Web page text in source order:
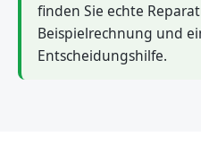
finden Sie echte
Beispielrechnung und
Entscheidungshilfe.